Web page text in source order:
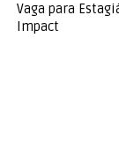
Vaga para
Impact